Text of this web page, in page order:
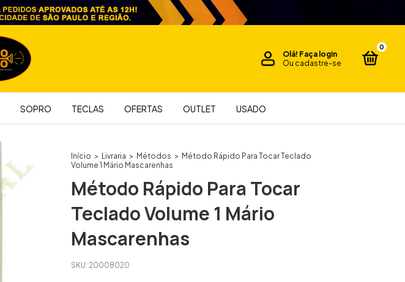
Olá! Faça login
Ou cadastre-se
0
SOPRO TECLAS OFERTAS OUTLET USADO
Início > Livraria > Métodos > Método Rápido Para Tocar Teclado
Volume 1 Mário Mascarenhas
Método Rápido Para Tocar
Teclado Volume 1 Mário
Mascarenhas
SKU: 20008020